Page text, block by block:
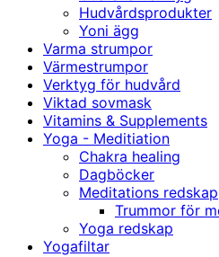
Hudvårdsprodukter
Yoni ägg
Varma strumpor
Värmestrumpor
Verktyg för hudvård
Viktad sovmask
Vitamins & Supplements
Yoga - Meditiation
Chakra healing
Dagböcker
Meditations redskap
Trummor för
Yoga redskap
Yogafiltar